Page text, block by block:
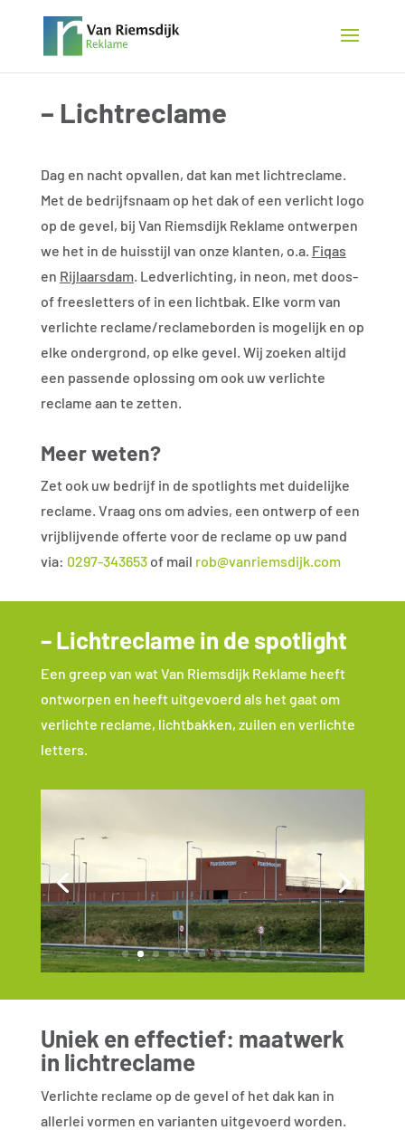
– Lichtreclame
Dag en nacht opvallen, dat kan met lichtreclame.
Met de bedrijfsnaam op het dak of een verlicht logo
op de gevel, bij Van Riemsdijk Reklame ontwerpen
we het in de huisstijl van onze klanten, o.a. Fiqas
en Rijlaarsdam. Ledverlichting, in neon, met doos-
of freesletters of in een lichtbak. Elke vorm van
verlichte reclame/reclameborden is mogelijk en op
elke ondergrond, op elke gevel. Wij zoeken altijd
een passende oplossing om ook uw verlichte
reclame aan te zetten.
Meer weten?
Zet ook uw bedrijf in de spotlights met duidelijke
reclame. Vraag ons om advies, een ontwerp of een
vrijblijvende offerte voor de reclame op uw pand
via: 0297-343653of mail rob@vanriemsdijk.com
– Lichtreclame in de spotlight
Een greep van wat Van Riemsdijk Reklame heeft
ontworpen en heeft uitgevoerd als het gaat om
verlichte reclame, lichtbakken, zuilen en verlichte
letters.
Uniek en effectief: maatwerk
in lichtreclame
Verlichte reclame op de gevel of het dak kan in
allerlei vormen en varianten uitgevoerd worden.